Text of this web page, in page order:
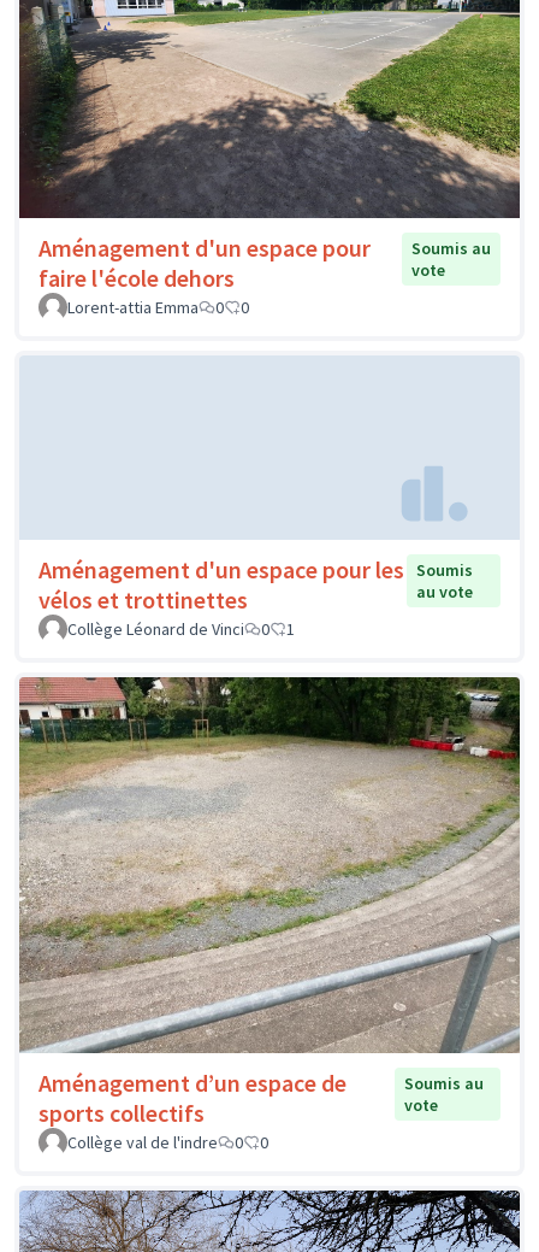
Aménagement d'un espace pour
faire l'école dehors
Soumis au
vote
Lorent-attia Emma
0 0
Aménagement d'un espace pour les
vélos et trottinettes
Soumis
au vote
Collège Léonard de Vinci
0 1
Aménagement d’un espace de
sports collectifs
Soumis au
vote
Collège val de l'indre
0 0